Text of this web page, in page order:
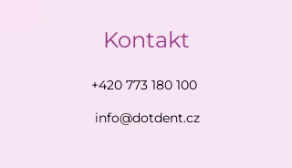
Kontakt
+420 773 180 100
info@dotdent.cz